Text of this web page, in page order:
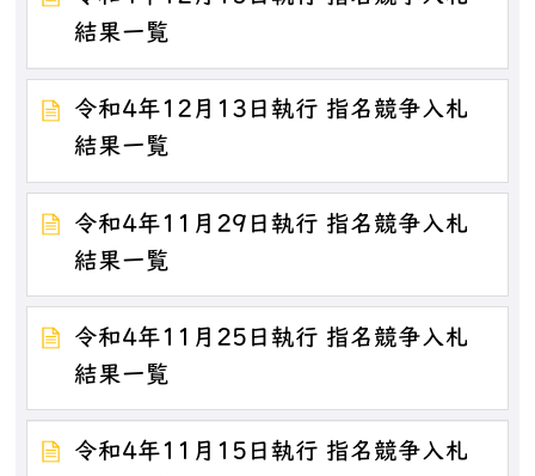
結果一覧
令和4年12月13日執行 指名競争入札
結果一覧
令和4年11月29日執行 指名競争入札
結果一覧
令和4年11月25日執行 指名競争入札
結果一覧
令和4年11月15日執行 指名競争入札